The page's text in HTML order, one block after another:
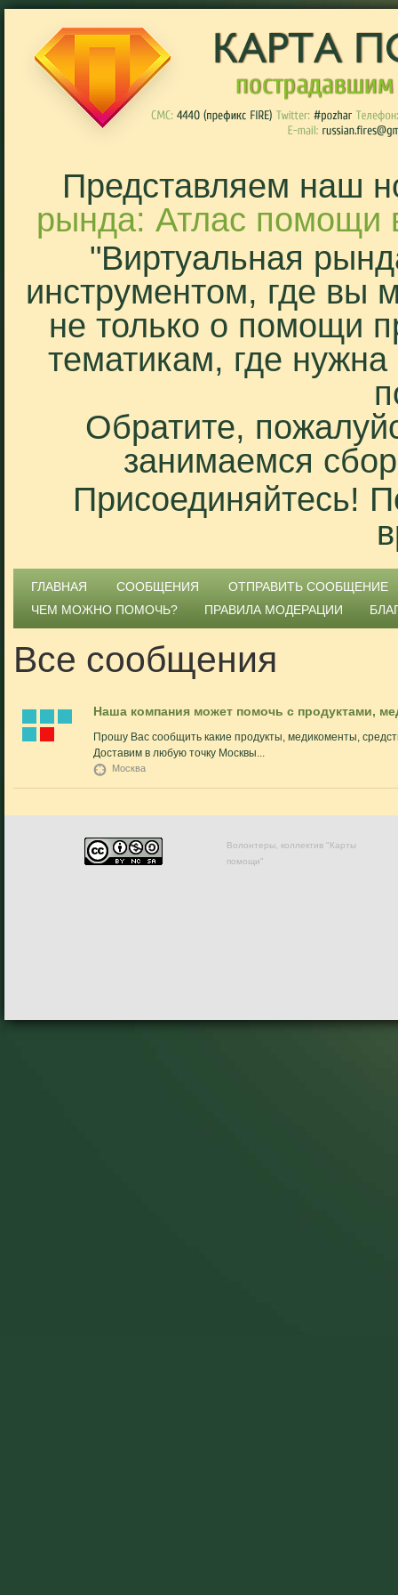
Представляем наш
рында: Атлас помощи
"Виртуальная
инструментом, где вы
не только о помощи
тематикам, где
Обратите,
занимаемся
Присоединяйтесь!
ГЛАВНАЯ СООБЩЕНИЯ
ОТПРАВИТЬ СООБЩЕНИЕ
ЧЕМ МОЖНО ПОМОЧЬ?
ПРАВИЛА МОДЕРАЦИИ
Все сообщения
Наша компания может помочь с продуктами,
Прошу Вас сообщить какие продукты, медикоменты,
Доставим в любую точку Москвы...
Москва
Волонтеры, коллектив "Карты
помощи"